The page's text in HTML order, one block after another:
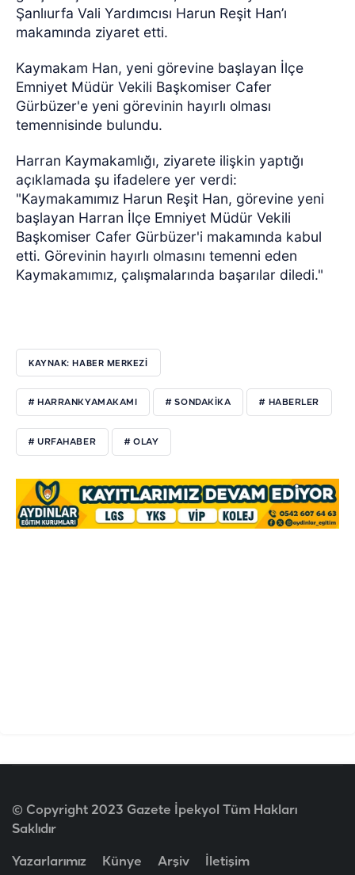
Şanlıurfa Vali Yardımcısı Harun Reşit Han’ı
makamında ziyaret etti.
Kaymakam Han, yeni görevine başlayan İlçe
Emniyet Müdür Vekili Başkomiser Cafer
Gürbüzer'e yeni görevinin hayırlı olması
temennisinde bulundu.
Harran Kaymakamlığı, ziyarete ilişkin yaptığı
açıklamada şu ifadelere yer verdi:
"Kaymakamımız Harun Reşit Han, görevine yeni
başlayan Harran İlçe Emniyet Müdür Vekili
Başkomiser Cafer Gürbüzer'i makamında kabul
etti. Görevinin hayırlı olmasını temenni eden
Kaymakamımız, çalışmalarında başarılar diledi."
KAYNAK: HABER MERKEZI
# HARRANKYAMAKAMI # SONDAKİKA # HABERLER
# URFAHABER # OLAY
© Copyright 2023 Gazete İpekyol Tüm Hakları
Saklıdır
Yazarlarımız Künye Arşiv İletişim